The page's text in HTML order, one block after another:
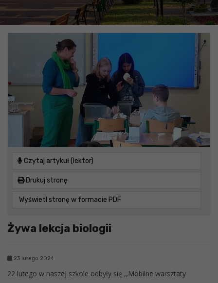
Czytaj artykuł (lektor)
Drukuj stronę
Wyświetl stronę w formacie PDF
Żywa lekcja biologii
23 lutego 2024
22 lutego w naszej szkole odbyły się ,,Mobilne warsztaty